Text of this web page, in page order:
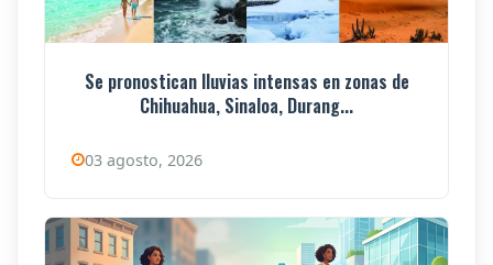
Se pronostican lluvias intensas en zonas de
Chihuahua, Sinaloa, Durang...
03 agosto, 2026